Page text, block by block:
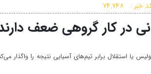
خبر : ۷۴,۷۴۸
در کار گروهی ضعف
یا استقلال برابر تیم‌های آسیایی نتیجه را واگذار